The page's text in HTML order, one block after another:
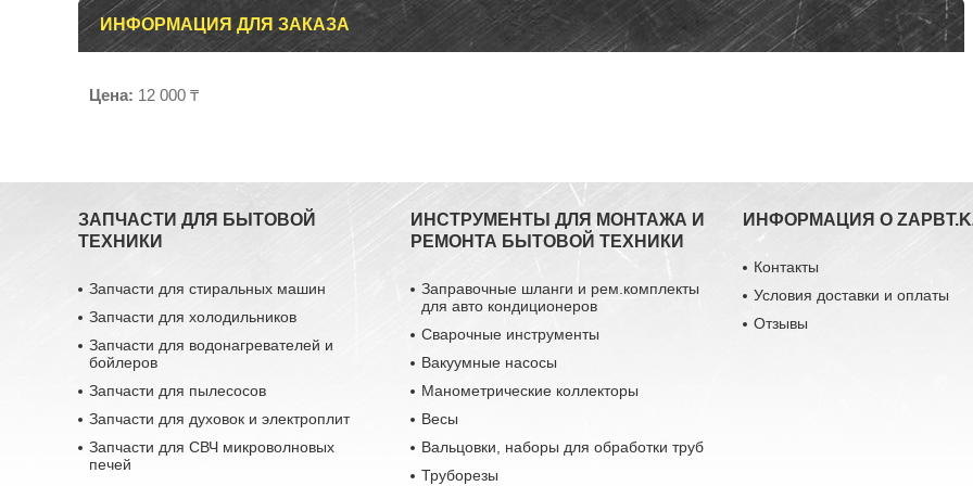
ИНФОРМАЦИЯ ДЛЯ ЗАКАЗА
Цена: 12 000 ₸
ЗАПЧАСТИ ДЛЯ БЫТОВОЙ
ТЕХНИКИ
Запчасти для стиральных машин
Запчасти для холодильников
Запчасти для водонагревателей и
бойлеров
Запчасти для пылесосов
Запчасти для духовок и электроплит
Запчасти для СВЧ микроволновых
печей
ИНСТРУМЕНТЫ ДЛЯ МОНТАЖА И
РЕМОНТА БЫТОВОЙ ТЕХНИКИ
Заправочные шланги и рем.комплекты
для авто кондиционеров
Сварочные инструменты
Вакуумные насосы
Манометрические коллекторы
Весы
Вальцовки, наборы для обработки труб
Труборезы
ИНФОРМАЦИЯ О
Контакты
Условия доставки и оплаты
Отзывы